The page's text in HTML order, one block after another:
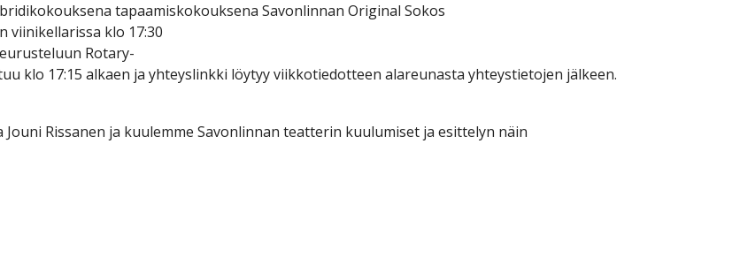
tapaamiskokouksena Savonlinnan Original Sokos
viinikellarissa klo 17:30
Rotary-
klo 17:15 alkaen ja yhteyslinkki löytyy viikkotiedotteen alareunasta yhteystietojen jälkeen.
Rissanen ja kuulemme Savonlinnan teatterin kuulumiset ja esittelyn näin